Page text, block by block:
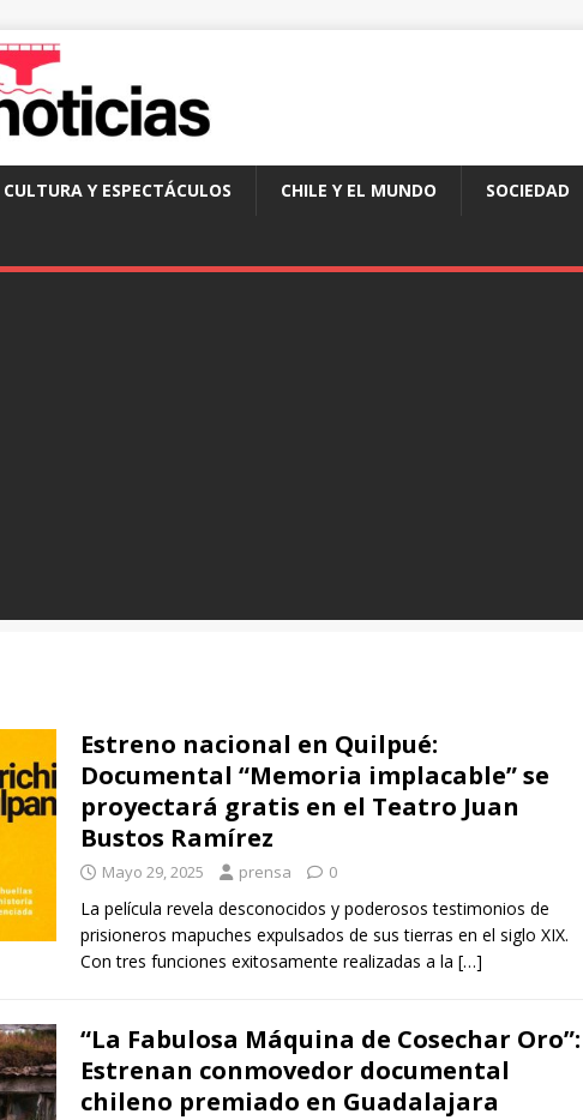
CULTURA Y ESPECTÁCULOS CHILE Y EL MUNDO SOCIEDAD
Estreno nacional en Quilpué:
Documental “Memoria implacable” se
proyectará gratis en el Teatro Juan
Bustos Ramírez
Mayo 29, 2025 prensa 0
La película revela desconocidos y poderosos testimonios de
prisioneros mapuches expulsados de sus tierras en el siglo XIX.
Con tres funciones exitosamente realizadas a la […]
“La Fabulosa Máquina de Cosechar Oro”:
Estrenan conmovedor documental
chileno premiado en Guadalajara